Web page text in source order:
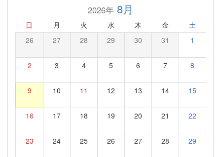
2026年8月
日 月 火 水 木 金 土
26 27 28 29 30 31 1
2 3 4 5 6 7 8
9 10 11 12 13 14 15
16 17 18 19 20 21 22
23 24 25 26 27 28 29